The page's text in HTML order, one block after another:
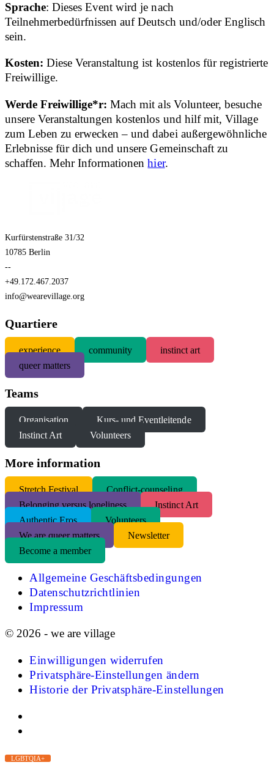
Sprache: Dieses Event wird je nach
Teilnehmerbedürfnissen auf Deutsch und/oder Englisch
sein.
Kosten: Diese Veranstaltung ist kostenlos für registrierte
Freiwillige.
Werde Freiwillige*r:Mach mit als Volunteer, besuche
unsere Veranstaltungen kostenlos und hilf mit, Village
zum Leben zu erwecken – und dabei außergewöhnliche
Erlebnisse für dich und unsere Gemeinschaft zu
schaffen. Mehr Informationenhier.
Kurfürstenstraße 31/32
10785 Berlin
--
+49.172.467.2037
info@wearevillage.org
Quartiere
experience community
instinct art
queer matters
Teams
Organisation
Kurs- und Eventleitende
Instinct Art
Volunteers
More information
Stretch Festival
Conflict-counseling
Belonging versus loneliness
Instinct Art
Authentic Eros
Volunteers
We are queer matters
Newsletter
Become a member
Allgemeine Geschäftsbedingungen
Datenschutzrichtlinien
Impressum
© 2026 - we are village
Einwilligungen widerrufen
Privatsphäre-Einstellungen ändern
Historie der Privatsphäre-Einstellungen
LGBTQIA+